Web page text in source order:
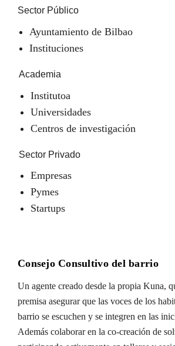
Sector Público
Ayuntamiento de Bilbao
Instituciones
Academia
Institutoa
Universidades
Centros de investigación
Sector Privado
Empresas
Pymes
Startups
Consejo Consultivo del barrio
Un agente creado desde la propia Kuna,
premisa asegurar que las voces de los
barrio se escuchen y se integren en las
Además colaborar en la co-creación de